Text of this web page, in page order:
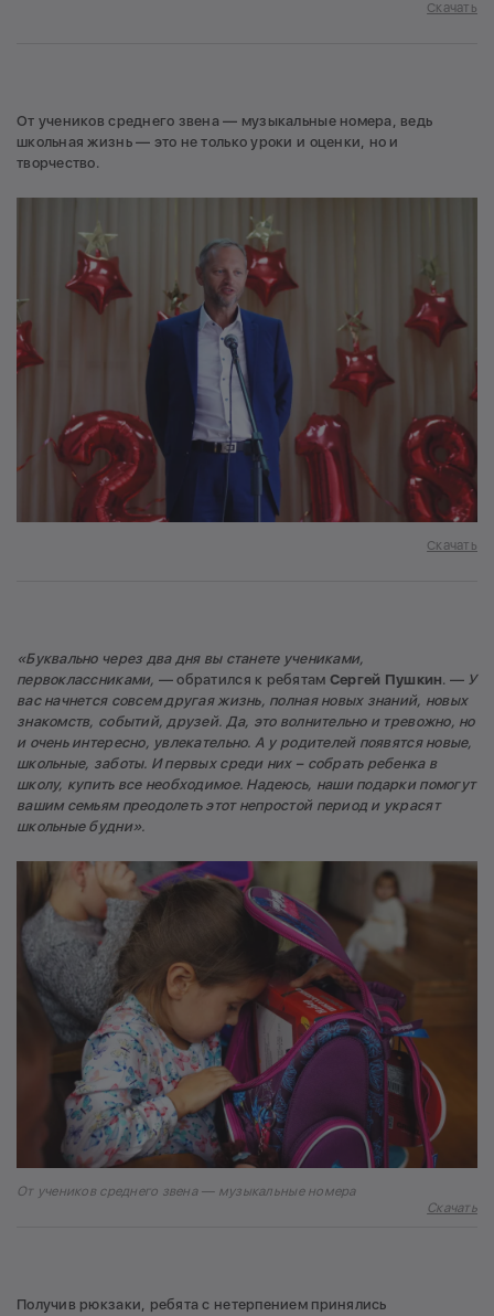
Скачать
От учеников среднего звена — музыкальные номера, ведь
школьная жизнь — это не только уроки и оценки, но и
творчество.
Скачать
«Буквально через два дня вы станете учениками,
первоклассниками, — обратился к ребятам Сергей Пушкин. — У
вас начнется совсем другая жизнь, полная новых знаний, новых
знакомств, событий, друзей. Да, это волнительно и тревожно, но
и очень интересно, увлекательно. А у родителей появятся новые,
школьные, заботы. И первых среди них – собрать ребенка в
школу, купить все необходимое. Надеюсь, наши подарки помогут
вашим семьям преодолеть этот непростой период и украсят
школьные будни».
От учеников среднего звена — музыкальные номера
Скачать
Получив рюкзаки, ребята с нетерпением принялись